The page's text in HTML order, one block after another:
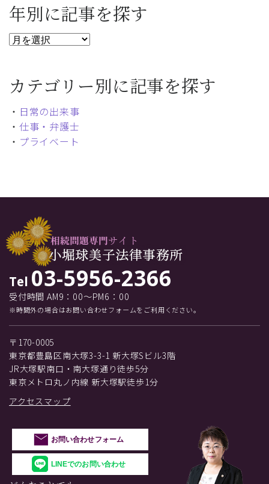
年別に記事を探す
カテゴリー別に記事を探す
・ 日常の出来事
・ 仕事・弁護士
・ プライベート
Tel 03-5956-2366
受付時間 AM9：00～PM6：00
※時間外の場合はお問い合わせフォームをご利用ください。
〒170-0005
東京都豊島区南大塚3-3-1 新大塚Sビル3階
JR大塚駅南口・南大塚通り徒歩5分
東京メトロ丸ノ内線 新大塚駅徒歩1分
アクセスマップ
お問い合わせフォーム
LINEでのお問い合わせ